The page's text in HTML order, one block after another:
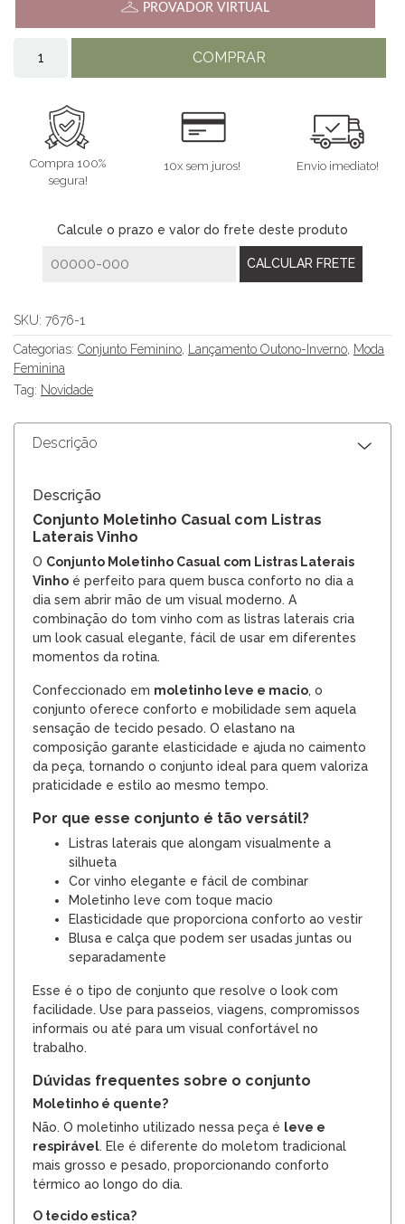
PROVADOR VIRTUAL
COMPRAR
Compra 100%
segura!
10x sem juros! Envio imediato!
Calcule o prazo e valor do frete deste produto
SKU: 7676-1
Categorias: Conjunto Feminino, Lançamento Outono-Inverno, Moda
Feminina
Tag: Novidade
Descrição
Descrição
Conjunto Moletinho Casual com Listras
Laterais Vinho
O Conjunto Moletinho Casual com Listras Laterais
Vinho é perfeito para quem busca conforto no dia a
dia sem abrir mão de um visual moderno. A
combinação do tom vinho com as listras laterais cria
um look casual elegante, fácil de usar em diferentes
momentos da rotina.
Confeccionado em moletinho leve e macio, o
conjunto oferece conforto e mobilidade sem aquela
sensação de tecido pesado. O elastano na
composição garante elasticidade e ajuda no caimento
da peça, tornando o conjunto ideal para quem valoriza
praticidade e estilo ao mesmo tempo.
Por que esse conjunto é tão versátil?
Listras laterais que alongam visualmente a
silhueta
Cor vinho elegante e fácil de combinar
Moletinho leve com toque macio
Elasticidade que proporciona conforto ao vestir
Blusa e calça que podem ser usadas juntas ou
separadamente
Esse é o tipo de conjunto que resolve o look com
facilidade. Use para passeios, viagens, compromissos
informais ou até para um visual confortável no
trabalho.
Dúvidas frequentes sobre o conjunto
Moletinho é quente?
Não. O moletinho utilizado nessa peça é leve e
respirável. Ele é diferente do moletom tradicional
mais grosso e pesado, proporcionando conforto
térmico ao longo do dia.
O tecido estica?